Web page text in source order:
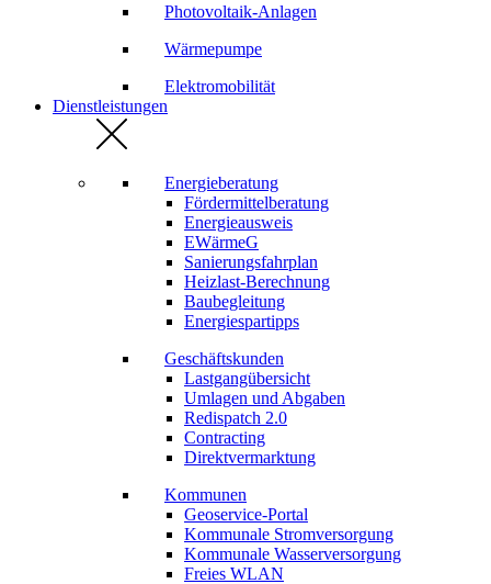
Photovoltaik-Anlagen
Wärmepumpe
Elektromobilität
Dienstleistungen
Energieberatung
Fördermittelberatung
Energieausweis
EWärmeG
Sanierungsfahrplan
Heizlast-Berechnung
Baubegleitung
Energiespartipps
Geschäftskunden
Lastgangübersicht
Umlagen und Abgaben
Redispatch 2.0
Contracting
Direktvermarktung
Kommunen
Geoservice-Portal
Kommunale Stromversorgung
Kommunale Wasserversorgung
Freies WLAN